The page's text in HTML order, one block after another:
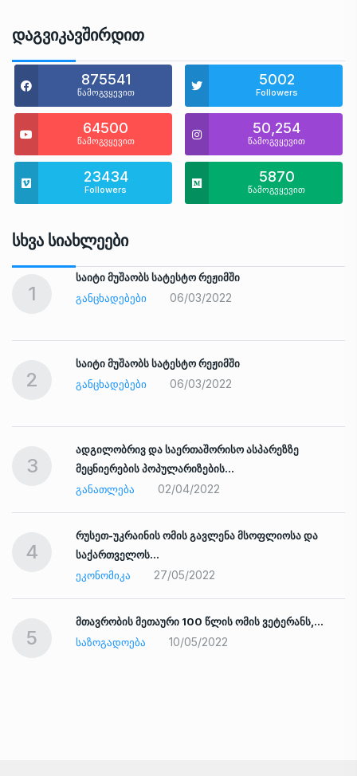
Დაგვიკავშირდით
875541
წამოგვყევით
5002
Followers
64500
წამოგვყევით
50,254
წამოგვყევით
23434
Followers
5870
წამოგვყევით
Სხვა Სიახლეები
1
საიტი მუშაობს სატესტო რეჟიმში
ᲒᲐᲜᲪᲮᲐᲓᲔᲑᲔᲑᲘ
06/03/2022
2
საიტი მუშაობს სატესტო რეჟიმში
ᲒᲐᲜᲪᲮᲐᲓᲔᲑᲔᲑᲘ
06/03/2022
3
ადგილობრივ და საერთაშორისო ასპარეზზე
მეცნიერების პოპულარიზების…
ᲒᲐᲜᲐᲗᲚᲔᲑᲐ
02/04/2022
4
რუსეთ-უკრაინის ომის გავლენა მსოფლიოსა და
საქართველოს…
ᲔᲙᲝᲜᲝᲛᲘᲙᲐ
27/05/2022
5
მთავრობის მეთაური 100 წლის ომის ვეტერანს,…
ᲡᲐᲖᲝᲒᲐᲓᲝᲔᲑᲐ
10/05/2022